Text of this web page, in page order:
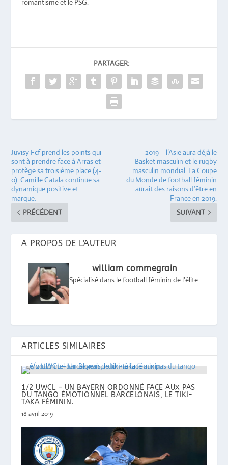
romantisme et le PSG.
PARTAGER:
Juvisy Fcf prend les points qui
sont à prendre face à Arras et
protège sa troisième place (4-
0). Camille Catala continue sa
dynamique positive et
marque.
PRÉCÉDENT
2019 – l’Asie aura déjà le
Basket masculin et le rugby
masculin mondial. La Coupe
du Monde de football féminin
aurait des raisons d’être en
France en 2019.
SUIVANT
A PROPOS DE L'AUTEUR
william commegrain
Spécialisé dans le football féminin de l'élite.
ARTICLES SIMILAIRES
1/2 UWCL – UN BAYERN ORDONNÉ FACE AUX PAS
DU TANGO ÉMOTIONNEL BARCELONAIS, LE TIKI-
TAKA FÉMININ.
18 avril 2019